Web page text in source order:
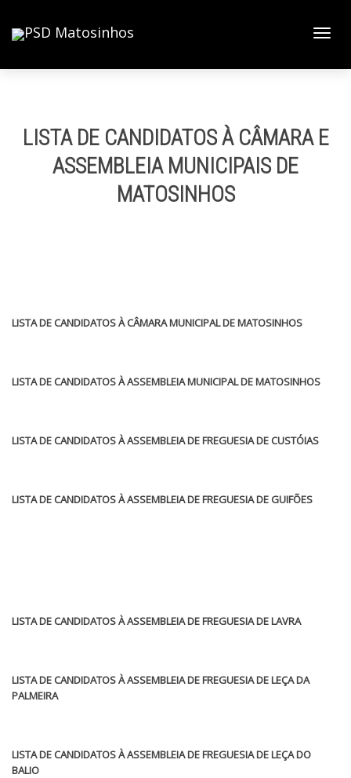
LISTA DE CANDIDATOS À CÂMARA E
ASSEMBLEIA MUNICIPAIS DE
MATOSINHOS
LISTA DE CANDIDATOS À CÂMARA MUNICIPAL DE MATOSINHOS
LISTA DE CANDIDATOS À ASSEMBLEIA MUNICIPAL DE MATOSINHOS
LISTA DE CANDIDATOS À ASSEMBLEIA DE FREGUESIA DE CUSTÓIAS
LISTA DE CANDIDATOS À ASSEMBLEIA DE FREGUESIA DE GUIFÕES
LISTA DE CANDIDATOS À ASSEMBLEIA DE FREGUESIA DE LAVRA
LISTA DE CANDIDATOS À ASSEMBLEIA DE FREGUESIA DE LEÇA DA
PALMEIRA
LISTA DE CANDIDATOS À ASSEMBLEIA DE FREGUESIA DE LEÇA DO
BALIO